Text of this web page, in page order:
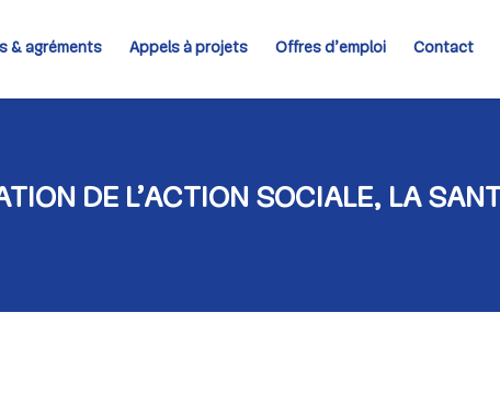
& agréments Appels à projets Offres d’emploi Contact
DE L’ACTION SOCIALE, LA